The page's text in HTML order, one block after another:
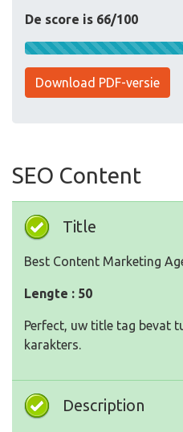
De score is 66/100
Download PDF-versie
SEO Content
Title
Best Content Marketing
Lengte : 50
Perfect, uw title tag bevat
karakters.
Description